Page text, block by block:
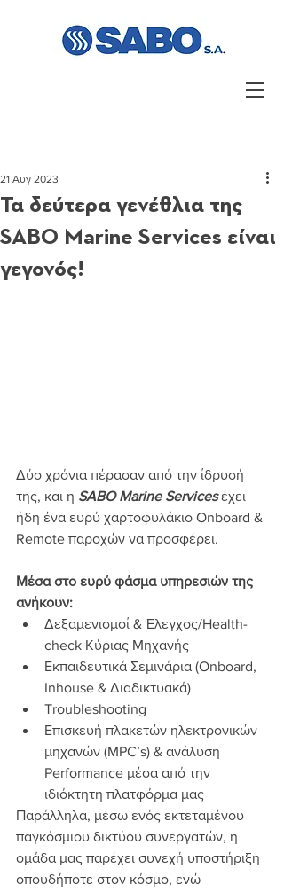
Τα δεύτερα γενέθλια της
SABO Marine Services είναι
γεγονός!
21 Αυγ 2023
Δύο χρόνια πέρασαν από την ίδρυσή
της, και η SABO Marine Services έχει
ήδη ένα ευρύ χαρτοφυλάκιο Onboard &
Remote παροχών να προσφέρει.
Μέσα στο ευρύ φάσμα υπηρεσιών της
ανήκουν:
Δεξαμενισμοί & Έλεγχος/Health-
check Κύριας Μηχανής
Εκπαιδευτικά Σεμινάρια (Onboard,
Inhouse & Διαδικτυακά)
Troubleshooting
Επισκευή πλακετών ηλεκτρονικών
μηχανών (MPC’s) & ανάλυση
Performance μέσα από την
ιδιόκτητη πλατφόρμα μας
Παράλληλα, μέσω ενός εκτεταμένου
παγκόσμιου δικτύου συνεργατών, η
ομάδα μας παρέχει συνεχή υποστήριξη
οπουδήποτε στον κόσμο, ενώ